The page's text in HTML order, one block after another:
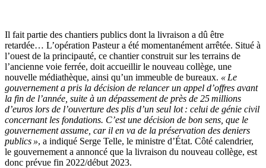
Il fait partie des chantiers publics dont la livraison a dû être
retardée… L’opération Pasteur a été momentanément arrêtée. Situé à
l’ouest de la principauté, ce chantier construit sur les terrains de
l’ancienne voie ferrée, doit accueillir le nouveau collège, une
nouvelle médiathèque, ainsi qu’un immeuble de bureaux. « Le
gouvernement a pris la décision de relancer un appel d’offres avant
la fin de l’année, suite à un dépassement de près de 25 millions
d’euros lors de l’ouverture des plis d’un seul lot : celui de génie civil
concernant les fondations. C’est une décision de bon sens, que le
gouvernement assume, car il en va de la préservation des deniers
publics », a indiqué Serge Telle, le ministre d’État. Côté calendrier,
le gouvernement a annoncé que la livraison du nouveau collège, est
donc prévue fin 2022/début 2023.